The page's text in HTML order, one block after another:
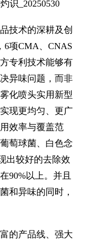
技术的深耕及创
6项CMA、CNAS
专利技术能够有
异味问题，而非
化喷头实用新型
现更均匀、更广
效率与覆盖范
萄球菌、白色念
出较好的去除效
90%以上。并且
和异味的同时，
的产品线、强大